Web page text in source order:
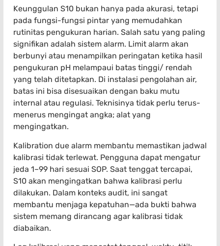
Keunggulan S10 bukan hanya pada akurasi, tetapi
pada fungsi-fungsi pintar yang memudahkan
rutinitas pengukuran harian. Salah satu yang paling
signifikan adalah sistem alarm. Limit alarm akan
berbunyi atau menampilkan peringatan ketika hasil
pengukuran pH melampaui batas tinggi/ rendah
yang telah ditetapkan. Di instalasi pengolahan air,
batas ini bisa disesuaikan dengan baku mutu
internal atau regulasi. Teknisinya tidak perlu terus-
menerus mengingat angka; alat yang
mengingatkan.
Kalibration due alarm membantu memastikan jadwal
kalibrasi tidak terlewat. Pengguna dapat mengatur
jeda 1–99 hari sesuai SOP. Saat tenggat tercapai,
S10 akan mengingatkan bahwa kalibrasi perlu
dilakukan. Dalam konteks audit, ini sangat
membantu menjaga kepatuhan—ada bukti bahwa
sistem memang dirancang agar kalibrasi tidak
diabaikan.